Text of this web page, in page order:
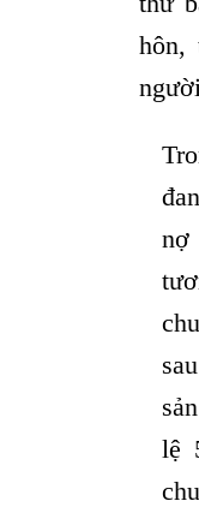
hôn,
nợ
lệ